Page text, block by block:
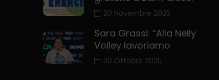
20 Novembre 2025
Sara Grassi: “Alla Nelly
Volley lavoriamo
30 Ottobre 2025